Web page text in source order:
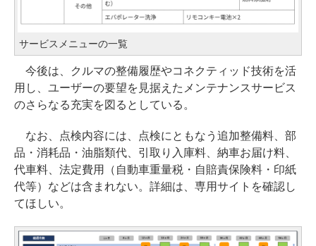
サービスメニューの一覧
今後は、クルマの整備履歴やコネクティッド技術を活
用し、ユーザーの要望を見据えたメンテナンスサービス
のさらなる充実を図るとしている。
なお、点検内容には、点検にともなう追加整備料、部
品・消耗品・油脂類代、引取り入庫料、納車お届け料、
代車料、法定費用（自動車重量税・自賠責保険料・印紙
代等）などは含まれない。詳細は、専用サイトを確認し
てほしい。